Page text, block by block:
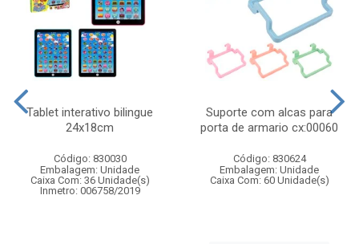
Tablet interativo bilingue
24x18cm
Código: 830030
Embalagem: Unidade
Caixa Com: 36 Unidade(s)
Inmetro: 006758/2019
Suporte com alcas para
porta de armario cx:00060
Código: 830624
Embalagem: Unidade
Caixa Com: 60 Unidade(s)